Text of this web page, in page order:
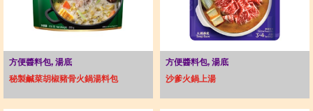
方便醬料包, 湯底
秘製鹹菜胡椒豬骨火鍋湯料包
方便醬料包, 湯底
沙爹火鍋上湯